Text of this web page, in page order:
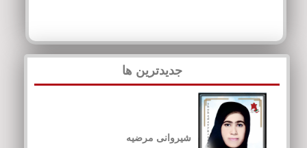
جدیدترین ها
شیروانی مرضیه